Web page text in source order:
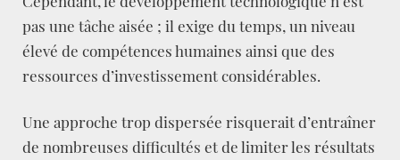
pas une tâche aisée ; il exige du temps, un niveau
élevé de compétences humaines ainsi que des
ressources d’investissement considérables.
Une approche trop dispersée risquerait d’entraîner
de nombreuses difficultés et de limiter les résultats